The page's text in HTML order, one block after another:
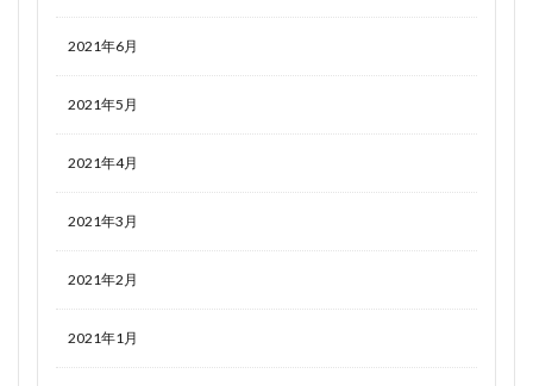
2021年6月
2021年5月
2021年4月
2021年3月
2021年2月
2021年1月